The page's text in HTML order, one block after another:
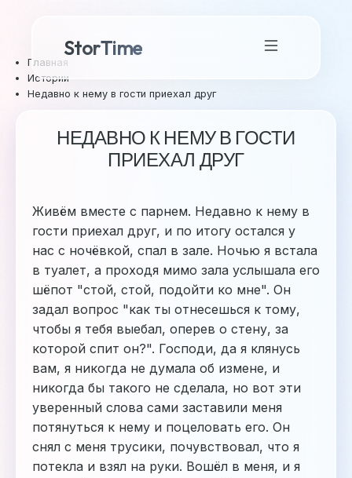
StorTime
Главная
Истории
Недавно к нему в гости приехал друг
НЕДАВНО К НЕМУ В ГОСТИ
ПРИЕХАЛ ДРУГ
Живём вместе с парнем. Недавно к нему в
гости приехал друг, и по итогу остался у
нас с ночёвкой, спал в зале. Ночью я встала
в туалет, а проходя мимо зала услышала его
шёпот "стой, стой, подойти ко мне". Он
задал вопрос "как ты отнесешься к тому,
чтобы я тебя выебал, оперев о стену, за
которой спит он?". Господи, да я клянусь
вам, я никогда не думала об измене, и
никогда бы такого не сделала, но вот эти
уверенный слова сами заставили меня
потянуться к нему и поцеловать его. Он
снял с меня трусики, почувствовал, что я
потекла и взял на руки. Вошёл в меня, и я